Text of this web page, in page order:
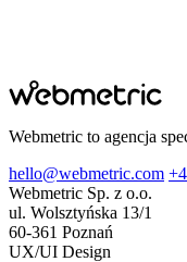
Webmetric to agencja
hello@webmetric.com
Webmetric Sp. z o.o.
ul. Wolsztyńska 13/1
60-361 Poznań
UX/UI Design